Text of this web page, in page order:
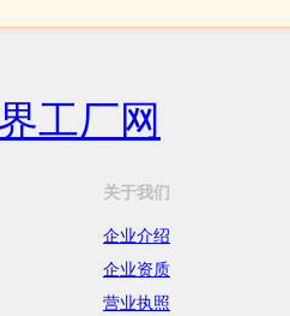
工厂网
关于我们
企业介绍
企业资质
营业执照